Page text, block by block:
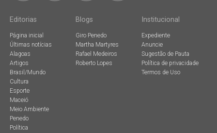
Editorias
Página inicial
Últimas notícias
Alagoas
Artigos
Brasil/Mundo
Cultura
Esporte
Maceió
Meio Ambiente
Penedo
Política
Blogs
Giro Penedo
Martha Martyres
Rafael Medeiros
Roberto Lopes
Institucional
Expediente
Anuncie
Sugestão de Pauta
Política de privacidade
Termos de Uso